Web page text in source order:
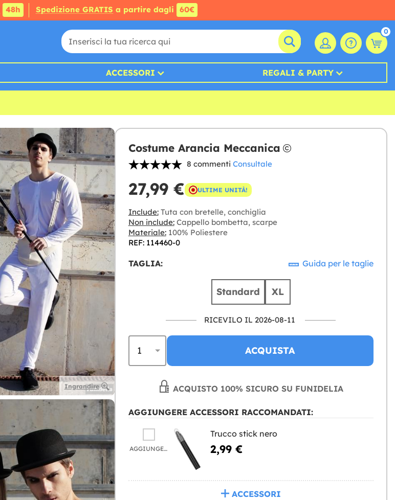
48h Spedizione GRATIS a partire dagli 60€
0
ACCESSORI REGALI & PARTY
Ingrandire
Costume Arancia Meccanica
8 commenti Consultale
27,99 € ULTIME UNITÀ!
Include:Tuta con bretelle, conchiglia
Non include:Cappello bombetta, scarpe
Materiale:100% Poliestere
REF: 114460-0
TAGLIA: Guida per le taglie
Standard XL
RICEVILO IL 2026-08-11
ACQUISTA
ACQUISTO 100% SICURO SU FUNIDELIA
AGGIUNGERE ACCESSORI RACCOMANDATI:
AGGIUNGERE
Trucco stick nero
2,99 €
ACCESSORI